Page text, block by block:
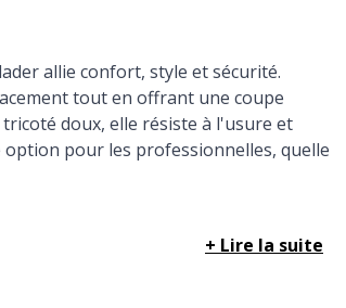
allie confort, style et sécurité.
tout en offrant une coupe
doux, elle résiste à l'usure et
pour les professionnelles, quelle
+ Lire la suite